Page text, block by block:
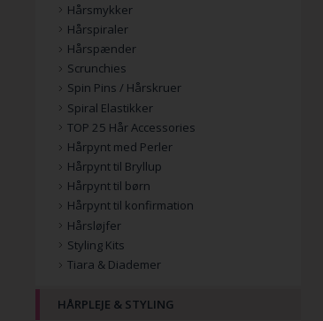
Hårsmykker
Hårspiraler
Hårspænder
Scrunchies
Spin Pins / Hårskruer
Spiral Elastikker
TOP 25 Hår Accessories
Hårpynt med Perler
Hårpynt til Bryllup
Hårpynt til børn
Hårpynt til konfirmation
Hårsløjfer
Styling Kits
Tiara & Diademer
HÅRPLEJE & STYLING